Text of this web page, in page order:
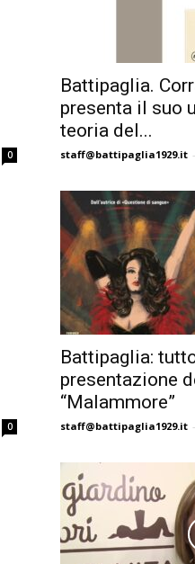
0
Battipaglia.
presenta il suo
teoria del...
staff@battipaglia1929.it -
0
Battipaglia:
presentazione
“Malammore”
staff@battipaglia1929.it -